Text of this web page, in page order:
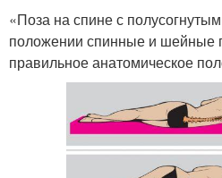
«Поза на спине с
положении спинные и шейные
правильное анатомическое